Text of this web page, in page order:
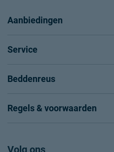
Aanbiedingen
Service
Beddenreus
Regels & voorwaarden
Volg ons